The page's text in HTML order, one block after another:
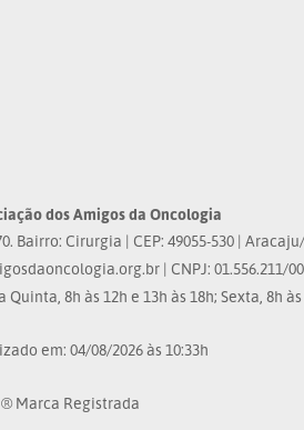
dos Amigos da Oncologia
Bairro: Cirurgia | CEP: 49055-530 |
| CNPJ: 01.556.211/
8h às 12h e 13h às 18h; Sexta, 8h às
em: 04/08/2026 às 10:33h
® Marca Registrada